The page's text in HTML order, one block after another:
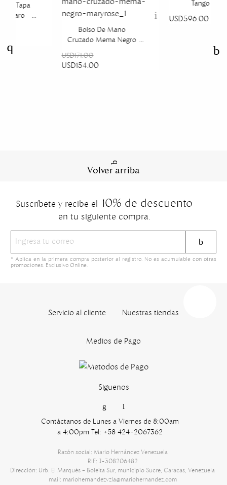
Tapa
Claro
Bolso De Mano
Cruzado Mema Negro
USD171.00
USD154.00
Tango
USD596.00
Volver arriba
Suscríbete y recibe el 10% de descuento
en tu siguiente compra.
* Aplica en la primera compra posterior al registro. No es acumulable con otras
promociones. Exclusivo Online.
Servicio al cliente Nuestras tiendas
Medios de Pago
Siguenos
Contáctanos de Lunes a Viernes de 8:00am
a 4:00pm Tel: +58 424-2067362
Razón social: Mario Hernández Venezuela
RIF: J-308206482
Dirección: Urb. El Marqués – Boleita Sur, municipio Sucre, Caracas, Venezuela
mail: mariohernandezvzla@mariohernandez.com